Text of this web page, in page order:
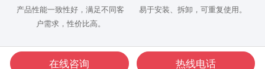
产品性能一致性好，满足不同客
户需求，性价比高。
易于安装、拆卸，可重复使用。
在线咨询 热线电话